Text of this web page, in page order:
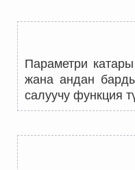
Параметри
жана андан
салуучу функция